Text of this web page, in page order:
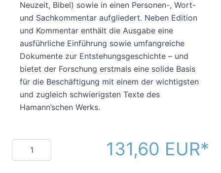
Neuzeit, Bibel) sowie in einen Personen-, Wort-
und Sachkommentar aufgliedert. Neben Edition
und Kommentar enthält die Ausgabe eine
ausführliche Einführung sowie umfangreiche
Dokumente zur Entstehungsgeschichte – und
bietet der Forschung erstmals eine solide Basis
für die Beschäftigung mit einem der wichtigsten
und zugleich schwierigsten Texte des
Hamann’schen Werks.
Menge 131,60 EUR